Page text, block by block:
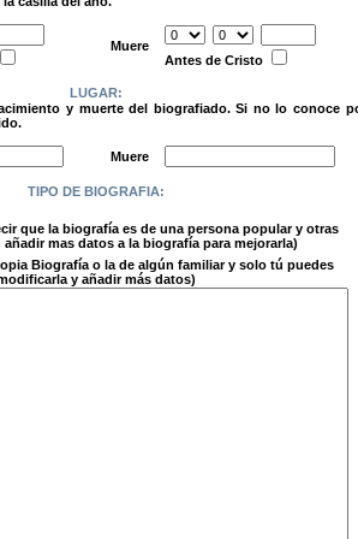
Muere
Antes de Cristo
LUGAR:
y muerte del biografiado. Si no lo conoce
Muere
TIPO DE BIOGRAFIA:
que la biografía es de una persona popular y otras
mas datos a la biografía para mejorarla)
Biografía o la de algún familiar y solo tú puedes
y añadir más datos)